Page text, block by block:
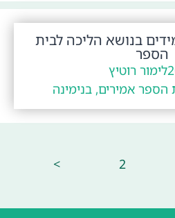
בנושא הליכה לבית
הספר
לימור רוטיץ
הספר אמירים, בנימינה
2
>